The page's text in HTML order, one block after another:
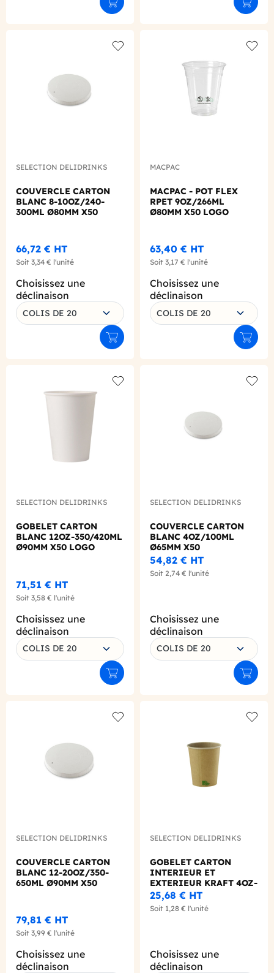
Ajouter au panier
SELECTION DELIDRINKS
COUVERCLE CARTON
BLANC 8-10OZ/240-
300ML Ø80MM X50
66,72 € HT
Soit 3,34 € l'unité
Choisissez une
déclinaison
COLIS DE 20
Ajouter au panier
MACPAC
MACPAC - POT FLEX
RPET 9OZ/266ML
Ø80MM X50 LOGO
63,40 € HT
Soit 3,17 € l'unité
Choisissez une
déclinaison
COLIS DE 20
SELECTION DELIDRINKS
GOBELET CARTON
BLANC 12OZ-350/420ML
Ø90MM X50 LOGO
71,51 € HT
Soit 3,58 € l'unité
Choisissez une
déclinaison
COLIS DE 20
Ajouter au panier
SELECTION DELIDRINKS
COUVERCLE CARTON
BLANC 4OZ/100ML
Ø65MM X50
54,82 € HT
Soit 2,74 € l'unité
Choisissez une
déclinaison
COLIS DE 20
SELECTION DELIDRINKS
COUVERCLE CARTON
BLANC 12-20OZ/350-
650ML Ø90MM X50
79,81 € HT
Soit 3,99 € l'unité
Choisissez une
déclinaison
SELECTION DELIDRINKS
GOBELET CARTON
INTERIEUR ET
EXTERIEUR KRAFT 4OZ-
120ML Ø62MM X50
25,68 € HT
Soit 1,28 € l'unité
Choisissez une
déclinaison